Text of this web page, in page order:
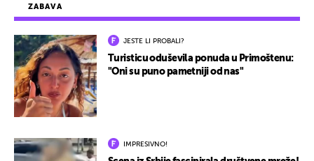
ZABAVA
JESTE LI PROBALI?
Turisticu oduševila ponuda u Primoštenu:
"Oni su puno pametniji od nas"
IMPRESIVNO!